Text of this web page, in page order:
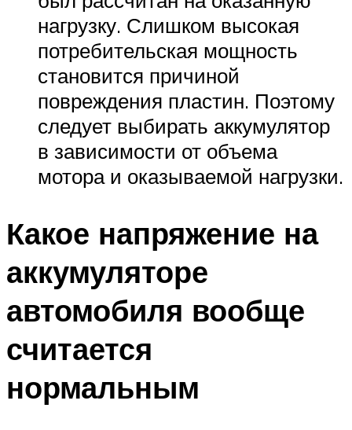
нагрузку. Слишком высокая
потребительская мощность
становится причиной
повреждения пластин. Поэтому
следует выбирать аккумулятор
в зависимости от объема
мотора и оказываемой нагрузки.
Какое напряжение на
аккумуляторе
автомобиля вообще
считается
нормальным